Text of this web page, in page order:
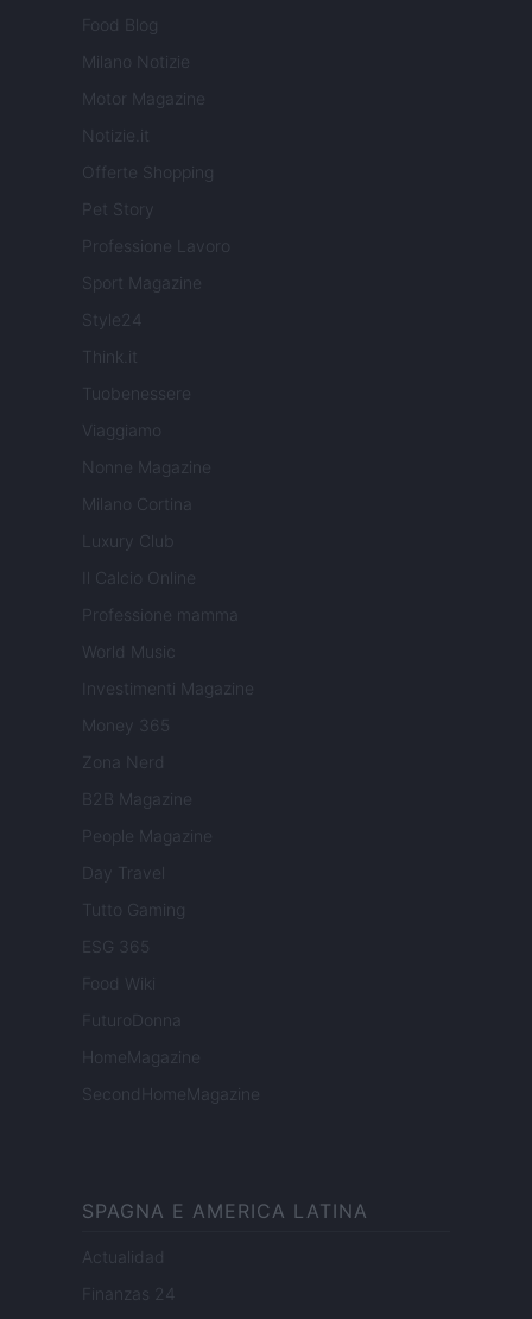
Food Blog
Milano Notizie
Motor Magazine
Notizie.it
Offerte Shopping
Pet Story
Professione Lavoro
Sport Magazine
Style24
Think.it
Tuobenessere
Viaggiamo
Nonne Magazine
Milano Cortina
Luxury Club
Il Calcio Online
Professione mamma
World Music
Investimenti Magazine
Money 365
Zona Nerd
B2B Magazine
People Magazine
Day Travel
Tutto Gaming
ESG 365
Food Wiki
FuturoDonna
HomeMagazine
SecondHomeMagazine
SPAGNA E AMERICA LATINA
Actualidad
Finanzas 24